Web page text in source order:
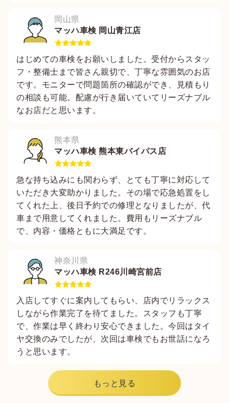
岡山県
マッハ車検 岡山青江店
はじめての車検をお願いしました。受付からスタッ
フ・整備士まで皆さん親切で、丁寧な雰囲気のお店
です。モニターで問題箇所の確認ができ、見積もり
の相談も可能。配慮が行き届いていてリーズナブル
なお店だと思います。
熊本県
マッハ車検 熊本東バイパス店
急な持ち込みにも関わらず、とても丁寧に対応して
いただき大変助かりました。その場で応急処置をし
てくれた上、後日予約での修理となりましたが、代
車まで用意してくれました。費用もリーズナブル
で、内容・価格ともに大満足です。
神奈川県
マッハ車検 R246川崎宮前店
入店してすぐに案内してもらい、店内でリラックス
しながら作業完了を待てました。スタッフも丁寧
で、作業は早く終わり安心できました。今回はタイ
ヤ交換のみでしたが、次回は車検でもお世話になろ
うと思います。
もっと見る